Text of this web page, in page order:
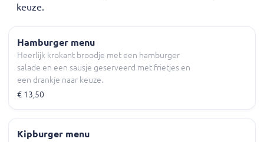
keuze.
Hamburger menu
Heerlijk krokant broodje met een hamburger
salade en een sausje geserveerd met frietjes en
een drankje naar keuze.
€ 13,50
Kipburger menu